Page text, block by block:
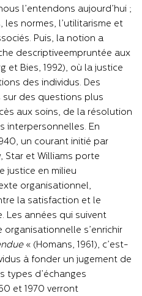
l’entendons aujourd’hui ;
les normes, l’utilitarisme et
Puis, la notion a
descriptiveempruntée aux
et Bies, 1992), où la justice
des individus. Des
des questions plus
aux soins, de la résolution
interpersonnelles. En
un courant initié par
Star et Williams porte
justice en milieu
organisationnel,
la satisfaction et le
Les années qui suivent
s’enrichir
» (Homans, 1961), c’est-
à fonder un jugement de
types d’échanges
et 1970 verront